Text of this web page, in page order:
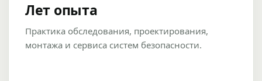
Лет опыта
Практика обследования, проектирования,
монтажа и сервиса систем безопасности.